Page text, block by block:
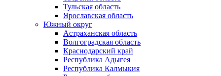
Тульская область
Ярославская область
Южный округ
Астраханская область
Волгоградская область
Краснодарский край
Республика Адыгея
Республика Калмыкия